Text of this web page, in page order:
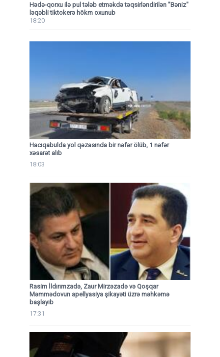
Hədə-qorxu ilə pul tələb etməkdə təqsirləndirilən "Bəniz"
ləqəbli tiktokerə hökm oxunub
18:20
Hacıqabulda yol qəzasında bir nəfər ölüb, 1 nəfər
xəsarət alıb
18:03
Rasim İldırımzadə, Zaur Mirzəzadə və Qoşqar
Məmmədovun apellyasiya şikayəti üzrə məhkəmə
başlayıb
17:31